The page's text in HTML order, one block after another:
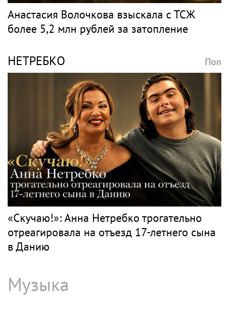
Анастасия Волочкова взыскала с ТСЖ
более 5,2 млн рублей за затопление
НЕТРЕБКО Поп
«Скучаю!»: Анна Нетребко трогательно
отреагировала на отъезд 17-летнего сына
в Данию
Музыка